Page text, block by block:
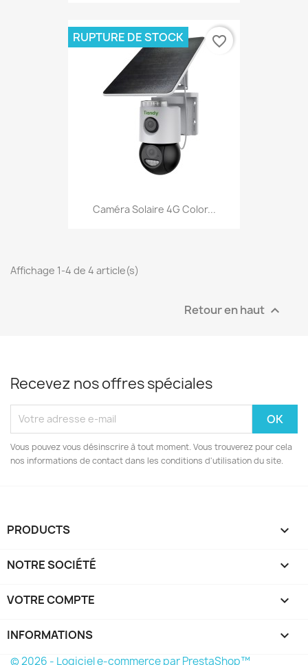
Caméra Solaire 4G Color...
RUPTURE DE STOCK favorite_border
Affichage 1-4 de 4 article(s)
Retour en haut 
Recevez nos offres spéciales
Vous pouvez vous désinscrire à tout moment. Vous trouverez pour cela
nos informations de contact dans les conditions d'utilisation du site.
PRODUCTS 
NOTRE SOCIÉTÉ 
VOTRE COMPTE 
INFORMATIONS keyboard_arrow_down
© 2026 - Logiciel e-commerce par PrestaShop™